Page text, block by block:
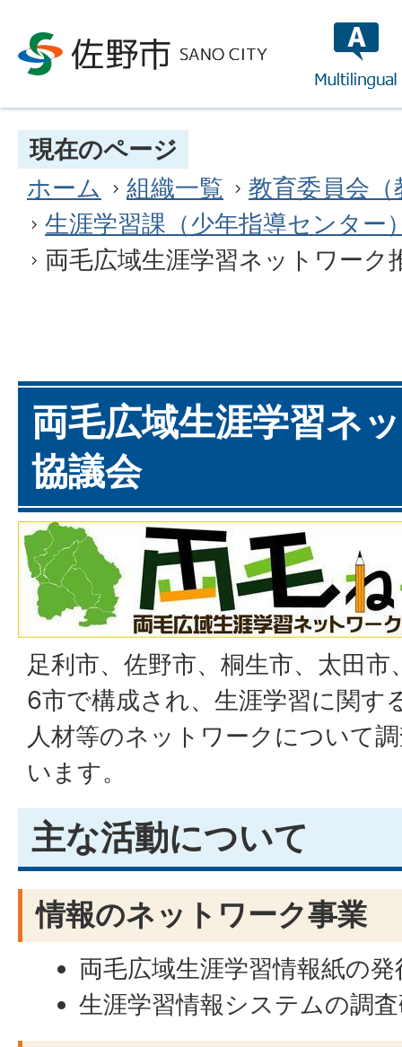
現在のページ
ホーム
組織一覧
教育委員会（
生涯学習課（少年指導センター
両毛広域生涯学習ネットワーク
両毛広域生涯学習ネ
協議会
足利市、佐野市、桐生市、太田
6市で構成され、生涯学習に関す
人材等のネットワークについて
います。
主な活動について
情報のネットワーク事業
両毛広域生涯学習情報紙の発
生涯学習情報システムの調